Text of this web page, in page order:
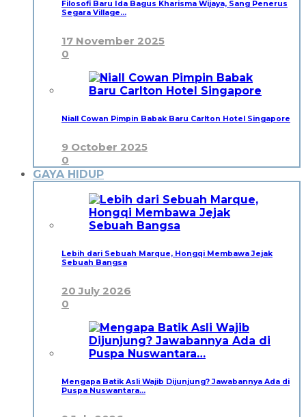
Filosofi Baru Ida Bagus Kharisma Wijaya, Sang Penerus
Segara Village…
17 November 2025
0
Niall Cowan Pimpin Babak Baru Carlton Hotel Singapore
9 October 2025
0
GAYA HIDUP
Lebih dari Sebuah Marque, Hongqi Membawa Jejak
Sebuah Bangsa
20 July 2026
0
Mengapa Batik Asli Wajib Dijunjung? Jawabannya Ada di
Puspa Nuswantara…